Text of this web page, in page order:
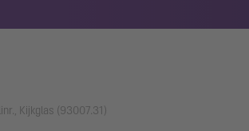
Kijkglas (93007.31)